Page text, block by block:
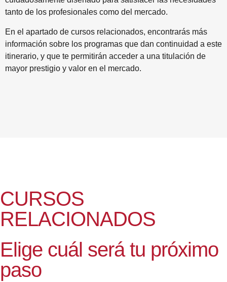
tanto de los profesionales como del mercado.
En el apartado de cursos relacionados, encontrarás más
información sobre los programas que dan continuidad a este
itinerario, y que te permitirán acceder a una titulación de
mayor prestigio y valor en el mercado.
CURSOS
RELACIONADOS
Elige cuál será tu próximo
paso